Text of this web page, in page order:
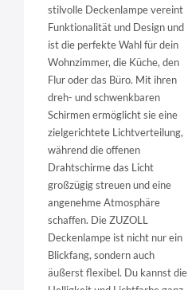
stilvolle Deckenlampe vereint
Funktionalität und Design und
ist die perfekte Wahl für dein
Wohnzimmer, die Küche, den
Flur oder das Büro. Mit ihren
dreh- und schwenkbaren
Schirmen ermöglicht sie eine
zielgerichtete Lichtverteilung,
während die offenen
Drahtschirme das Licht
großzügig streuen und eine
angenehme Atmosphäre
schaffen. Die ZUZOLL
Deckenlampe ist nicht nur ein
Blickfang, sondern auch
äußerst flexibel. Du kannst die